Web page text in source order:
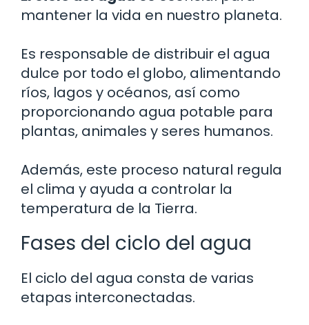
mantener la vida en nuestro planeta.
Es responsable de distribuir el agua
dulce por todo el globo, alimentando
ríos, lagos y océanos, así como
proporcionando agua potable para
plantas, animales y seres humanos.
Además, este proceso natural regula
el clima y ayuda a controlar la
temperatura de la Tierra.
Fases del ciclo del agua
El ciclo del agua consta de varias
etapas interconectadas.